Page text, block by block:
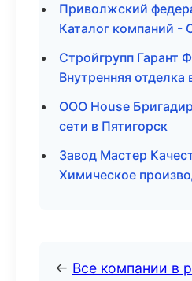
Приволжский
Каталог компаний -
Стройгрупп Гарант
Внутренняя отделка
ООО House
сети в Пятигорск
Завод Мастер
Химическое
← Все компании в